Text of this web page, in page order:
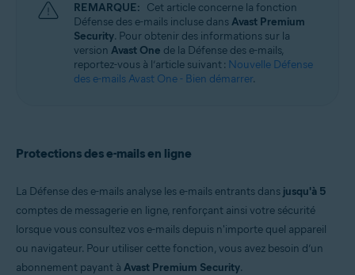
REMARQUE: Cet article concerne la fonction
Défense des e-mails incluse dansAvast Premium
Security. Pour obtenir des informations sur la
version Avast One de la Défense des e-mails,
reportez-vous à l’article suivant : Nouvelle Défense
des e-mails Avast One - Bien démarrer.
Protections des e-mails en ligne
La Défense des e-mails analyse les e-mails entrants dans jusqu'à 5
comptes de messagerie en ligne, renforçant ainsi votre sécurité
lorsque vous consultez vos e-mails depuis n'importe quel appareil
ou navigateur. Pour utiliser cette fonction, vous avez besoin d’un
abonnement payant à Avast Premium Security.